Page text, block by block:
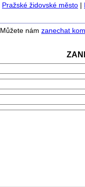
Pražské židovské město |
Můžete nám zanechat